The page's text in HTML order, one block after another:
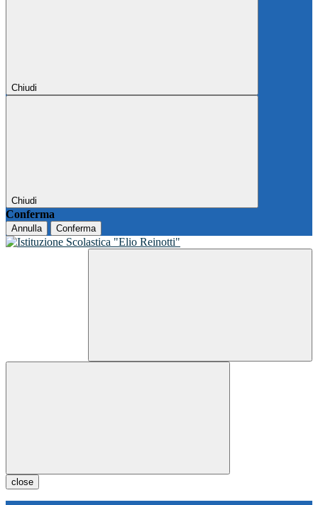
Chiudi
Chiudi
Conferma
Annulla Conferma
close